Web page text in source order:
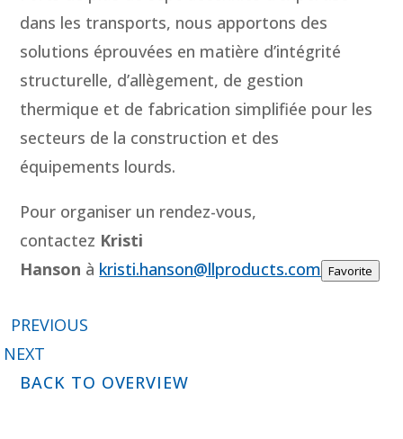
dans les transports, nous apportons des
solutions éprouvées en matière d’intégrité
structurelle, d’allègement, de gestion
thermique et de fabrication simplifiée pour les
secteurs de la construction et des
équipements lourds.
Pour organiser un rendez-vous,
contactez Kristi
Hanson à kristi.hanson@llproducts.com Favorite
BACK TO OVERVIEW
PREVIOUS
NEXT